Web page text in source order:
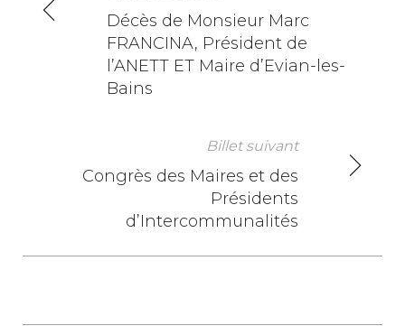
N
Décès de Monsieur Marc
FRANCINA, Président de
l’ANETT ET Maire d’Evian-les-
Bains
Billet suivant
Congrès des Maires et des
Présidents
d’Intercommunalités